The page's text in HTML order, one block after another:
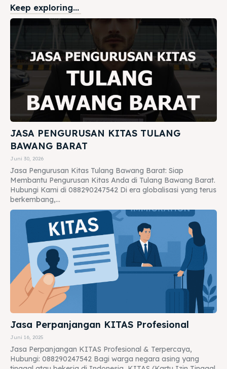
Keep exploring...
JASA PENGURUSAN KITAS TULANG
BAWANG BARAT
Juni 30, 2026
Jasa Pengurusan Kitas Tulang Bawang Barat: Siap
Membantu Pengurusan Kitas Anda di Tulang Bawang Barat.
Hubungi Kami di 088290247542 Di era globalisasi yang terus
berkembang,...
Jasa Perpanjangan KITAS Profesional
Juni 16, 2025
Jasa Perpanjangan KITAS Profesional & Terpercaya,
Hubungi: 088290247542 Bagi warga negara asing yang